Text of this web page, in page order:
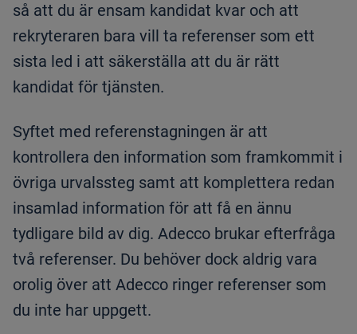
så att du är ensam kandidat kvar och att
rekryteraren bara vill ta referenser som ett
sista led i att säkerställa att du är rätt
kandidat för tjänsten.
Syftet med referenstagningen är att
kontrollera den information som framkommit i
övriga urvalssteg samt att komplettera redan
insamlad information för att få en ännu
tydligare bild av dig. Adecco brukar efterfråga
två referenser. Du behöver dock aldrig vara
orolig över att Adecco ringer referenser som
du inte har uppgett.